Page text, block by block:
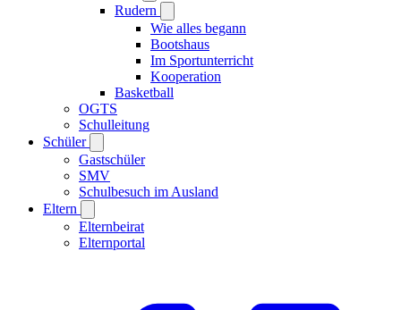
Rudern
Wie alles begann
Bootshaus
Im Sportunterricht
Kooperation
Basketball
OGTS
Schulleitung
Schüler
Gastschüler
SMV
Schulbesuch im Ausland
Eltern
Elternbeirat
Elternportal